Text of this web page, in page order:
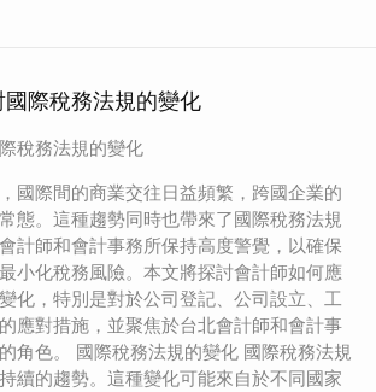
際稅務法規的變化
稅務法規的變化
國際間的商業交往日益頻繁，跨國企業的
態。這種趨勢同時也帶來了國際稅務法規
計師和會計事務所保持高度警覺，以確保
小化稅務風險。本文將探討會計師如何應
化，特別是對於公司登記、公司設立、工
應對措施，並聚焦於台北會計師和會計事
角色。 國際稅務法規的變化 國際稅務法規
續的趨勢。這種變化可能來自於不同國家